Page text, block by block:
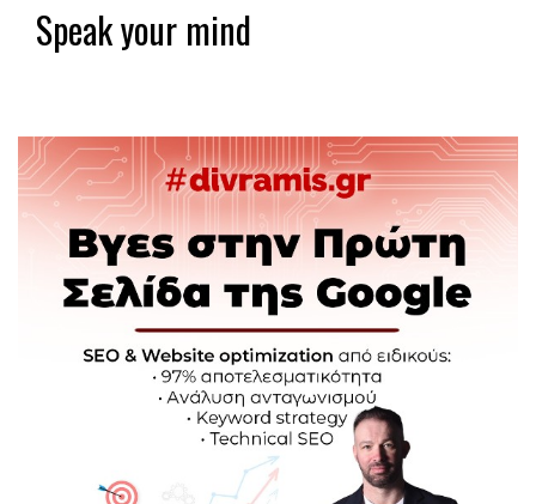
Speak your mind